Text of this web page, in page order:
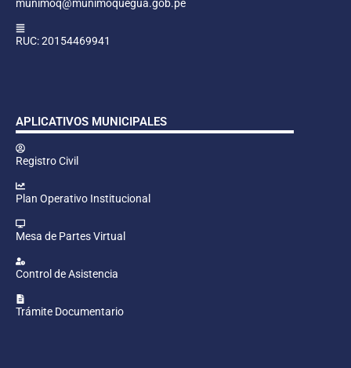
munimoq@munimoquegua.gob.pe
RUC: 20154469941
APLICATIVOS MUNICIPALES
Registro Civil
Plan Operativo Institucional
Mesa de Partes Virtual
Control de Asistencia
Trámite Documentario